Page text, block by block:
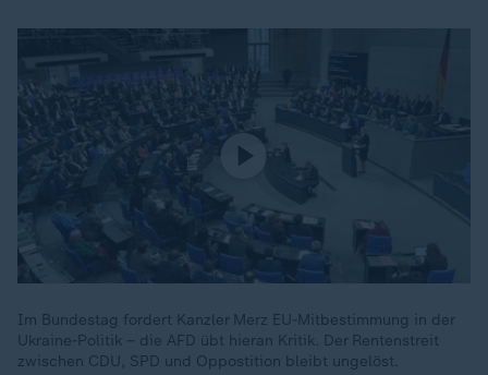
Im Bundestag fordert Kanzler Merz EU-Mitbestimmung in der
Ukraine-Politik – die AFD übt hieran Kritik. Der Rentenstreit
zwischen CDU, SPD und Oppostition bleibt ungelöst.